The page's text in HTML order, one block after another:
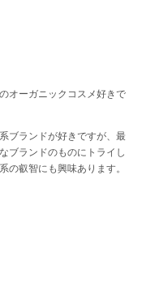
オーガニックコスメ好きで
ブランドが好きですが、最
ブランドのものにトライし
の叡智にも興味あります。